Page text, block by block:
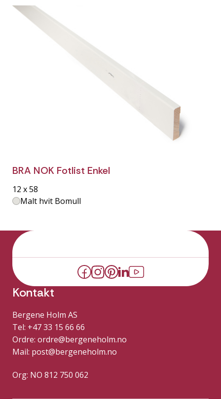
BRA NOK Fotlist Enkel
12 x 58
Malt hvit Bomull
Kontakt
Bergene Holm AS
Tel: +47 33 15 66 66
Ordre: ordre@bergeneholm.no
Mail: post@bergeneholm.no
Org: NO 812 750 062